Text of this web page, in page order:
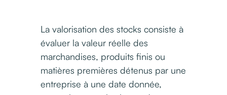
La valorisation des stocks consiste à
évaluer la valeur réelle des
marchandises, produits finis ou
matières premières détenus par une
entreprise à une date donnée,